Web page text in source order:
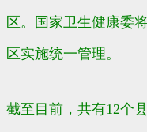
区。国家卫生健康委
区实施统一管理。
截至目前，共有12个